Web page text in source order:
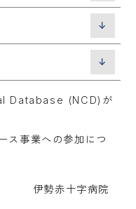
Database (NCD)が
ス事業への参加につ
伊勢赤十字病院